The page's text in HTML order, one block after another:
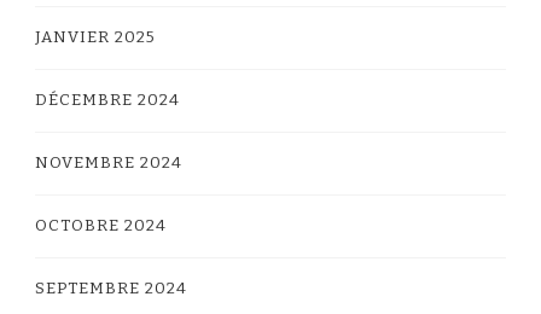
JANVIER 2025
DÉCEMBRE 2024
NOVEMBRE 2024
OCTOBRE 2024
SEPTEMBRE 2024